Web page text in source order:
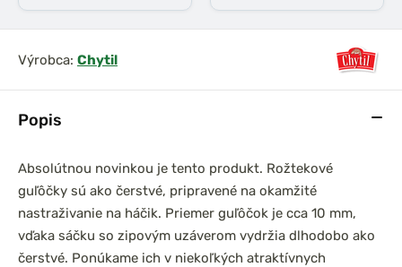
Popis
Absolútnou novinkou je tento produkt. Rožtekové
guľôčky sú ako čerstvé, pripravené na okamžité
nastraživanie na háčik. Priemer guľôčok je cca 10 mm,
vďaka sáčku so zipovým uzáverom vydržia dlhodobo ako
čerstvé. Ponúkame ich v niekoľkých atraktívnych
Výrobca: Chytil